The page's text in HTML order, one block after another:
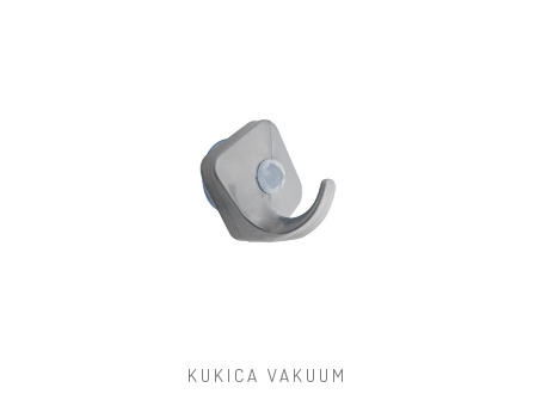
KUKICA VAKUUM